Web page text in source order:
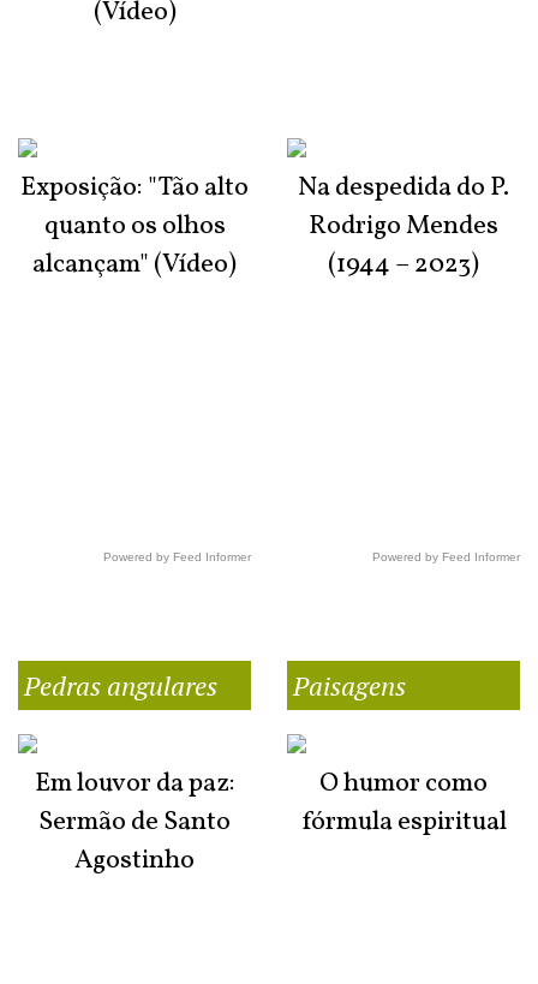
(Vídeo)
Exposição: "Tão alto
quanto os olhos
alcançam" (Vídeo)
Powered by Feed Informer
Na despedida do P.
Rodrigo Mendes
(1944 – 2023)
Powered by Feed Informer
Pedras angulares
Em louvor da paz:
Sermão de Santo
Agostinho
Paisagens
O humor como
fórmula espiritual